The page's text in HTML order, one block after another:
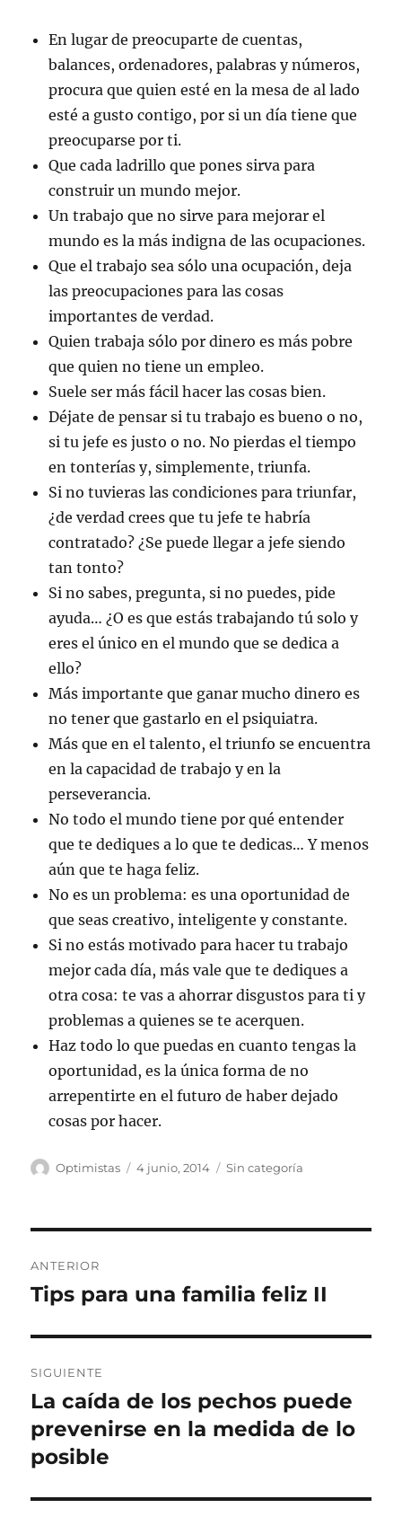
En lugar de preocuparte de cuentas,
balances, ordenadores, palabras y números,
procura que quien esté en la mesa de al lado
esté a gusto contigo, por si un día tiene que
preocuparse por ti.
Que cada ladrillo que pones sirva para
construir un mundo mejor.
Un trabajo que no sirve para mejorar el
mundo es la más indigna de las ocupaciones.
Que el trabajo sea sólo una ocupación, deja
las preocupaciones para las cosas
importantes de verdad.
Quien trabaja sólo por dinero es más pobre
que quien no tiene un empleo.
Suele ser más fácil hacer las cosas bien.
Déjate de pensar si tu trabajo es bueno o no,
si tu jefe es justo o no. No pierdas el tiempo
en tonterías y, simplemente, triunfa.
Si no tuvieras las condiciones para triunfar,
¿de verdad crees que tu jefe te habría
contratado? ¿Se puede llegar a jefe siendo
tan tonto?
Si no sabes, pregunta, si no puedes, pide
ayuda… ¿O es que estás trabajando tú solo y
eres el único en el mundo que se dedica a
ello?
Más importante que ganar mucho dinero es
no tener que gastarlo en el psiquiatra.
Más que en el talento, el triunfo se encuentra
en la capacidad de trabajo y en la
perseverancia.
No todo el mundo tiene por qué entender
que te dediques a lo que te dedicas… Y menos
aún que te haga feliz.
No es un problema: es una oportunidad de
que seas creativo, inteligente y constante.
Si no estás motivado para hacer tu trabajo
mejor cada día, más vale que te dediques a
otra cosa: te vas a ahorrar disgustos para ti y
problemas a quienes se te acerquen.
Haz todo lo que puedas en cuanto tengas la
oportunidad, es la única forma de no
arrepentirte en el futuro de haber dejado
cosas por hacer.
Autor
Optimistas
Publicado
4 junio, 2014 Categorías
Sin categoría
de
ANTERIOR
Entrada
Tips para una familia feliz II
SIGUIENTE
Entrada
siguiente:
La caída de los pechos puede
prevenirse en la medida de lo
posible